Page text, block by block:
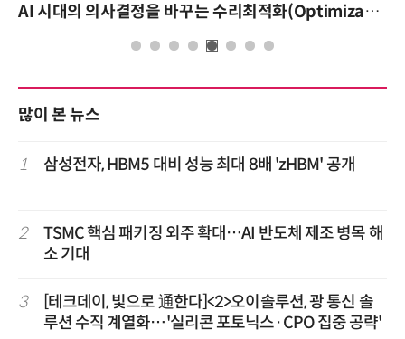
AI 시대의 의사결정을 바꾸는 수리최적화(Optimization): 실제 산업 적용 사례와 활용 전략
많이 본 뉴스
1 삼성전자, HBM5 대비 성능 최대 8배 'zHBM' 공개
2
TSMC 핵심 패키징 외주 확대…AI 반도체 제조 병목 해
소 기대
3
[테크데이, 빛으로 通한다]<2>오이솔루션, 광 통신 솔
루션 수직 계열화…'실리콘 포토닉스·CPO 집중 공략'